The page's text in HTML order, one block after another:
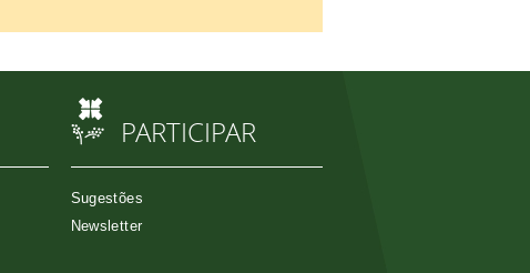
PARTICIPAR
Sugestões
Newsletter